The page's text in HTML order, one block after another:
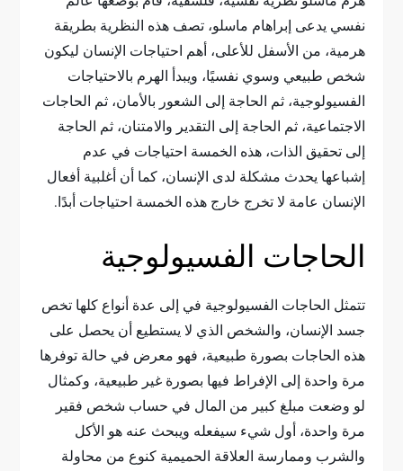
نفسي يدعى إبراهام ماسلو، تصف هذه النظرية بطريقة
هرمية، من الأسفل للأعلى، أهم احتياجات الإنسان ليكون
شخص طبيعي وسوي نفسيًا، ويبدأ الهرم بالاحتياجات
الفسيولوجية، ثم الحاجة إلى الشعور بالأمان، ثم الحاجات
الاجتماعية، ثم الحاجة إلى التقدير والامتنان، ثم الحاجة
إلى تحقيق الذات، هذه الخمسة احتياجات في عدم
إشباعها يحدث مشكلة لدى الإنسان، كما أن أغلبية أفعال
الإنسان عامة لا تخرج خارج هذه الخمسة احتياجات أبدًا.
الحاجات الفسيولوجية
تتمثل الحاجات الفسيولوجية في إلى عدة أنواع كلها تخص
جسد الإنسان، والشخص الذي لا يستطيع أن يحصل على
هذه الحاجات بصورة طبيعية، فهو معرض في حالة توفرها
مرة واحدة إلى الإفراط فيها بصورة غير طبيعية، وكمثال
لو وضعت مبلغ كبير من المال في حساب شخص فقير
مرة واحدة، أول شيء سيفعله ويبحث عنه هو الأكل
والشرب وممارسة العلاقة الحميمية كنوع من محاولة